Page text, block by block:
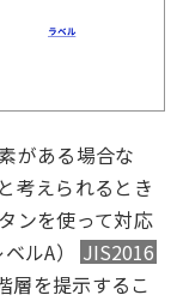
がある場合な
考えられるとき
ンを使って対応
ルA）
JIS2016
層を提示するこ